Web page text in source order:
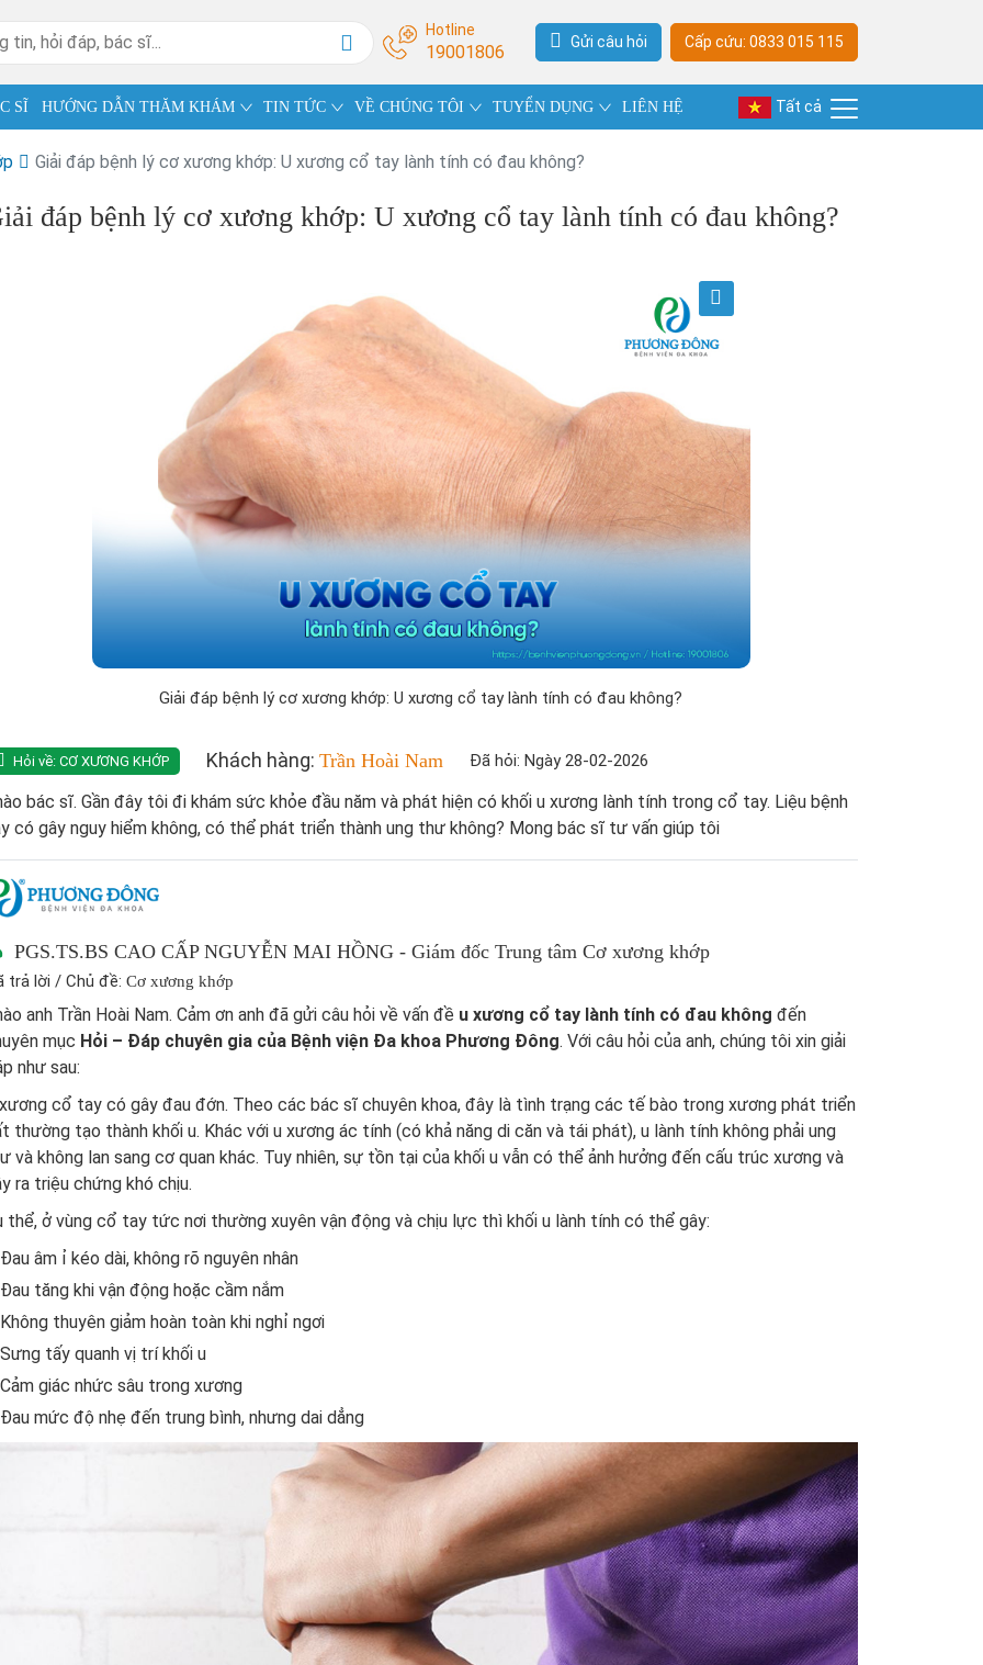
Hotline
19001806 Gửi câu hỏi Cấp cứu: 0833 015 115
SĨ HƯỚNG DẪN THĂM KHÁM TIN TỨC VỀ CHÚNG TÔI TUYỂN DỤNG LIÊN HỆ Tất cả
Giải đáp bệnh lý cơ xương khớp: U xương cổ tay lành tính có đau không?
đáp bệnh lý cơ xương khớp: U xương cổ tay lành tính có đau không?
Giải đáp bệnh lý cơ xương khớp: U xương cổ tay lành tính có đau không?
Hỏi về:CƠ XƯƠNG KHỚP Khách hàng: Trần Hoài Nam Đã hỏi: Ngày 28-02-2026
bác sĩ. Gần đây tôi đi khám sức khỏe đầu năm và phát hiện có khối u xương lành tính trong cổ tay. Liệu bệnh
có gây nguy hiểm không, có thể phát triển thành ung thư không? Mong bác sĩ tư vấn giúp tôi
PGS.TS.BS CAO CẤP NGUYỄN MAI HỒNG - Giám đốc Trung tâm Cơ xương khớp
trả lời / Chủ đề:Cơ xương khớp
anh Trần Hoài Nam. Cảm ơn anh đã gửi câu hỏi về vấn đề u xương cổ tay lành tính có đau không đến
mục Hỏi – Đáp chuyên gia của Bệnh viện Đa khoa Phương Đông. Với câu hỏi của anh, chúng tôi xin giải
như sau:
cổ tay có gây đau đớn. Theo các bác sĩ chuyên khoa, đây là tình trạng các tế bào trong xương phát triển
thường tạo thành khối u. Khác với u xương ác tính (có khả năng di căn và tái phát), u lành tính không phải ung
và không lan sang cơ quan khác. Tuy nhiên, sự tồn tại của khối u vẫn có thể ảnh hưởng đến cấu trúc xương và
ra triệu chứng khó chịu.
thể, ở vùng cổ tay tức nơi thường xuyên vận động và chịu lực thì khối u lành tính có thể gây:
Đau âm ỉ kéo dài, không rõ nguyên nhân
Đau tăng khi vận động hoặc cầm nắm
Không thuyên giảm hoàn toàn khi nghỉ ngơi
Sưng tấy quanh vị trí khối u
Cảm giác nhức sâu trong xương
Đau mức độ nhẹ đến trung bình, nhưng dai dẳng